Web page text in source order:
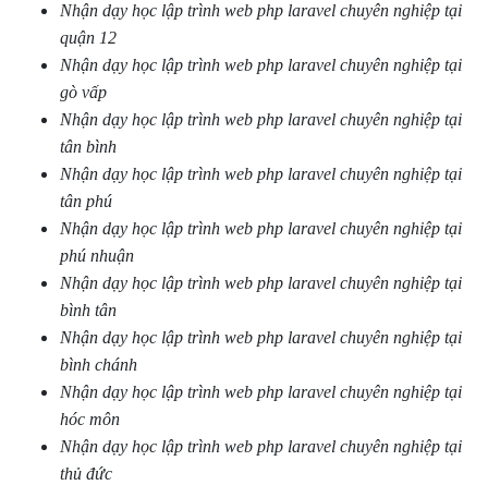
Nhận dạy học lập trình web php laravel chuyên nghiệp tại
quận 12
Nhận dạy học lập trình web php laravel chuyên nghiệp tại
gò vấp
Nhận dạy học lập trình web php laravel chuyên nghiệp tại
tân bình
Nhận dạy học lập trình web php laravel chuyên nghiệp tại
tân phú
Nhận dạy học lập trình web php laravel chuyên nghiệp tại
phú nhuận
Nhận dạy học lập trình web php laravel chuyên nghiệp tại
bình tân
Nhận dạy học lập trình web php laravel chuyên nghiệp tại
bình chánh
Nhận dạy học lập trình web php laravel chuyên nghiệp tại
hóc môn
Nhận dạy học lập trình web php laravel chuyên nghiệp tại
thủ đức